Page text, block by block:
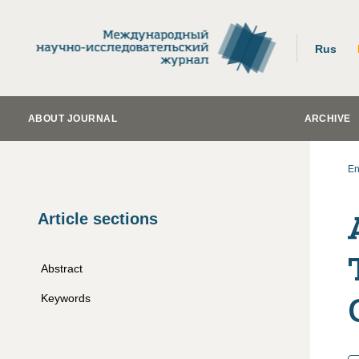
Rus
ABOUT JOURNAL ARCHIVE
Article sections
Abstract
Keywords